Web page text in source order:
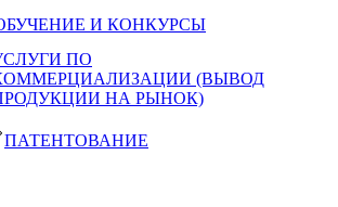
И КОНКУРСЫ
ПО
(ВЫВОД
НА РЫНОК)
ПАТЕНТОВАНИЕ